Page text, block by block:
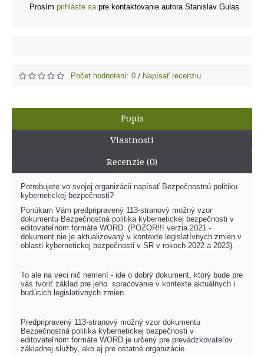
Prosím prihláste sapre kontaktovanie autora Stanislav Gulas
Počet hodnotení: 0 / Napísať recenziu
Popis
Vlastnosti
Recenzie (0)
Potrebujete vo svojej organizácii napísať Bezpečnostnú politiku
kybernetickej bezpečnosti?
Ponúkam Vám predpripravený 113-stranový možný vzor
dokumentu Bezpečnostná politika kybernetickej bezpečnosti v
editovateľnom formáte WORD. (POZOR!!! verzia 2021 -
dokument nie je aktualizovaný v kontexte legislatívnych zmien v
oblasti kybernetickej bezpečnosti v SR v rokoch 2022 a 2023).
To ale na veci nič nemení - ide o dobrý dokument, ktorý bude pre
vás tvoriť základ pre jeho spracovanie v kontexte aktuálnych i
budúcich legislatívnych zmien.
Predpripravený 113-stranový možný vzor dokumentu
Bezpečnostná politika kybernetickej bezpečnosti v
editovateľnom formáte WORD je určený pre prevádzkovateľov
základnej služby, ako aj pre ostatné organizácie.